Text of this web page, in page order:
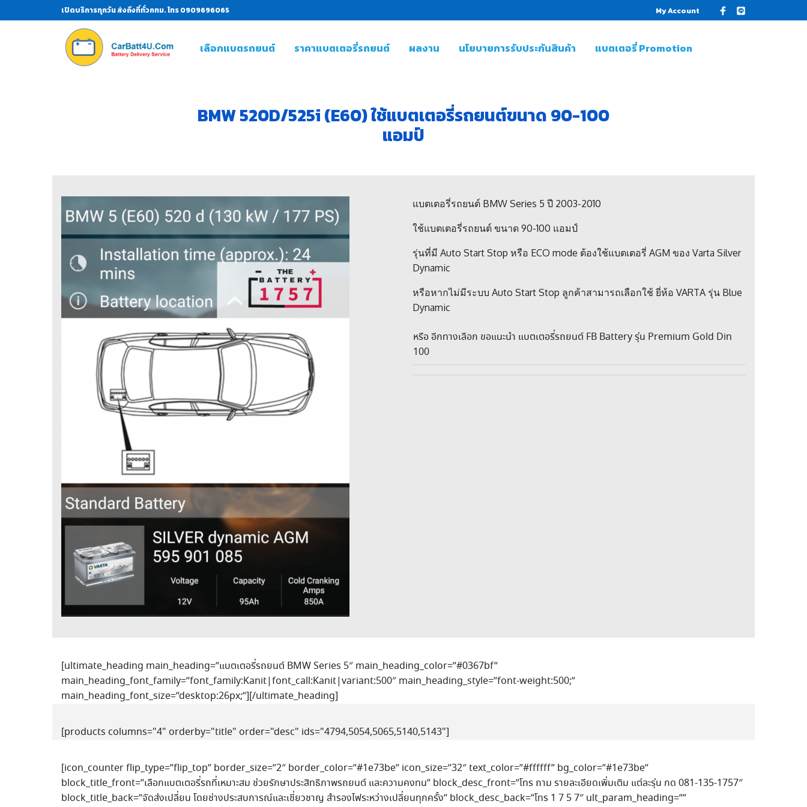
เปิดบริการทุกวัน ส่งถึงที่ทั่วกทม. โทร 0909696065 My Account
เลือกแบตรถยนต์ ราคาแบตเตอรี่รถยนต์ ผลงาน นโยบายการรับประกันสินค้า แบตเตอรี่ Promotion
BMW 520D/525i (E60) ใช้แบตเตอรี่รถยนต์ขนาด 90-100
แอมป์
แบตเตอรี่รถยนต์ BMW Series 5 ปี 2003-2010
ใช้แบตเตอรี่รถยนต์ ขนาด 90-100 แอมป์
รุ่นที่มี Auto Start Stop หรือ ECO mode ต้องใช้แบตเตอรี่ AGM ของ Varta Silver
Dynamic
หรือหากไม่มีระบบ Auto Start Stop ลูกค้าสามารถเลือกใช้ ยี่ห้อ VARTA รุ่น Blue
Dynamic
หรือ อีกทางเลือก ขอแนะนำ แบตเตอรี่รถยนต์ FB Battery รุ่น Premium Gold Din
100
[ultimate_heading main_heading=”แบตเตอรี่รถยนต์ BMW Series 5″ main_heading_color=”#0367bf”
main_heading_font_family=”font_family:Kanit|font_call:Kanit|variant:500″ main_heading_style=”font-weight:500;”
main_heading_font_size=”desktop:26px;”][/ultimate_heading]
[products columns="4" orderby="title" order="desc" ids="4794,5054,5065,5140,5143"]
[icon_counter flip_type=”flip_top” border_size=”2″ border_color=”#1e73be” icon_size=”32″ text_color=”#ffffff” bg_color=”#1e73be”
block_title_front=”เลือกแบตเตอรี่รถที่เหมาะสม ช่วยรักษาประสิทธิภาพรถยนต์ และความคงทน” block_desc_front=”โทร ถาม รายละเอียดเพิ่มเติม แต่ละรุ่น กด 081-135-1757″
block_title_back=”จัดส่งเปลี่ยน โดยช่างประสบการณ์และเชี่ยวชาญ สำรองไฟระหว่างเปลี่ยนทุกครั้ง” block_desc_back=”โทร 1 7 5 7″ ult_param_heading=””